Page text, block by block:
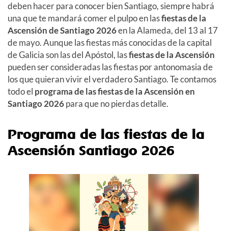
deben hacer para conocer bien Santiago, siempre habrá
una que te mandará comer el pulpo en lasfiestas de la
Ascensiónde Santiago 2026en la Alameda,del 13 al 17
de mayo.Aunque las fiestas más conocidas de la capital
de Galicia son las del Apóstol, lasfiestas de la Ascensión
pueden ser consideradas las fiestas por antonomasia de
los que quieran vivir el verdadero Santiago. Te contamos
todo el programa de las fiestas de la Ascensión en
Santiago 2026para que no pierdas detalle.
Programa de las fiestas de la
Ascensión Santiago 2026